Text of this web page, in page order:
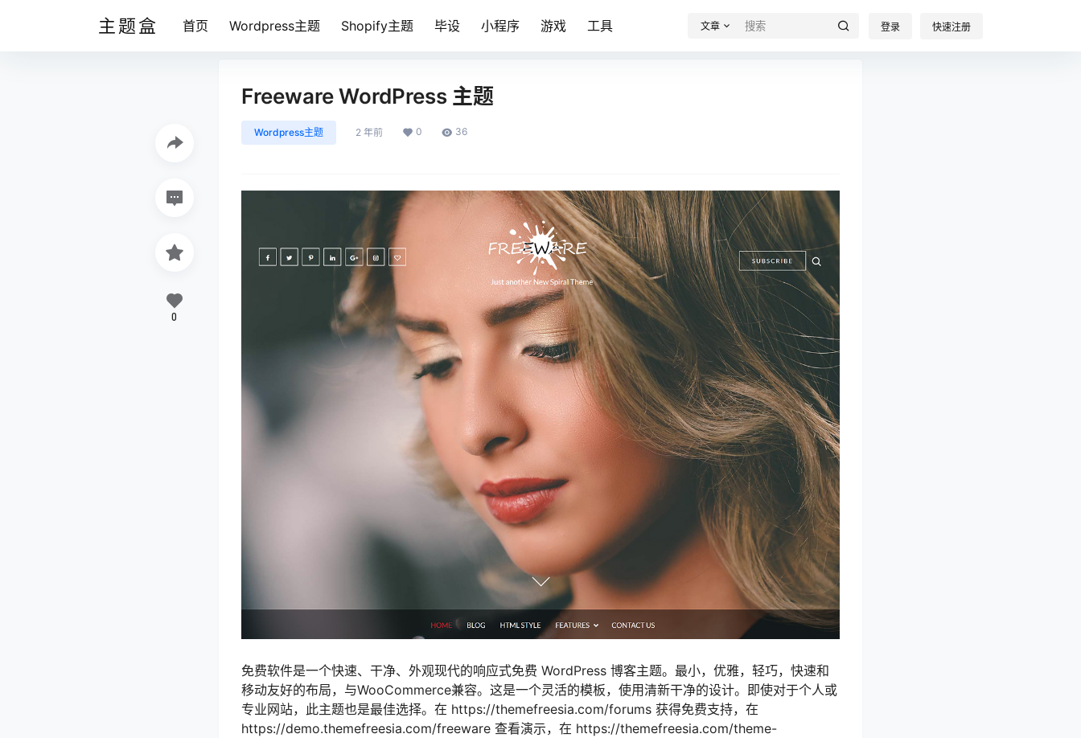
主题盒 首页 Wordpress主题 Shopify主题 毕设 小程序 游戏 工具 文章 登录 快速注册
Freeware WordPress 主题
Wordpress主题 2 年前 0 36
免费软件是一个快速、干净、外观现代的响应式免费 WordPress 博客主题。最小，优雅，轻巧，快速和
移动友好的布局，与WooCommerce兼容。这是一个灵活的模板，使用清新干净的设计。即使对于个人或
专业网站，此主题也是最佳选择。在 https://themefreesia.com/forums 获得免费支持，在
https://demo.themefreesia.com/freeware 查看演示，在 https://themefreesia.com/theme-
0